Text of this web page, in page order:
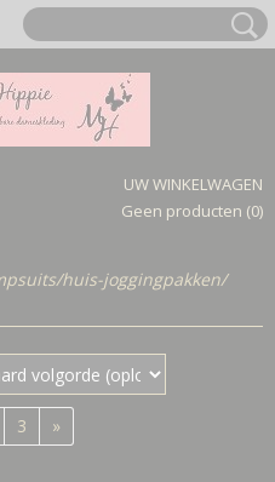
UW WINKELWAGEN
Geen producten (0)
huis-joggingpakken/
3 »